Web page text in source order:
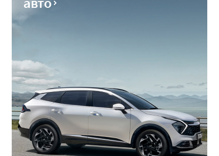
авто